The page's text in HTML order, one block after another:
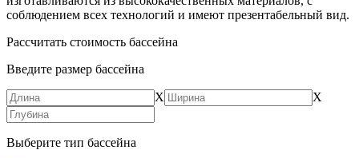
соблюдением всех технологий и имеют презентабельный вид.
Рассчитать стоимость бассейна
Введите размер бассейна
X X
Выберите тип бассейна